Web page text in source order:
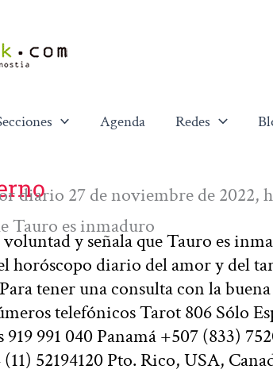
Agenda Redes
diario 27 de noviembre de 2022,
Tauro es inmaduro
y señala que Tauro es
horóscopo diario del amor y del
tener una consulta con la
telefónicos Tarot 806 Sólo
991 040 Panamá +507 (833)
52194120 Pto. Rico, USA,